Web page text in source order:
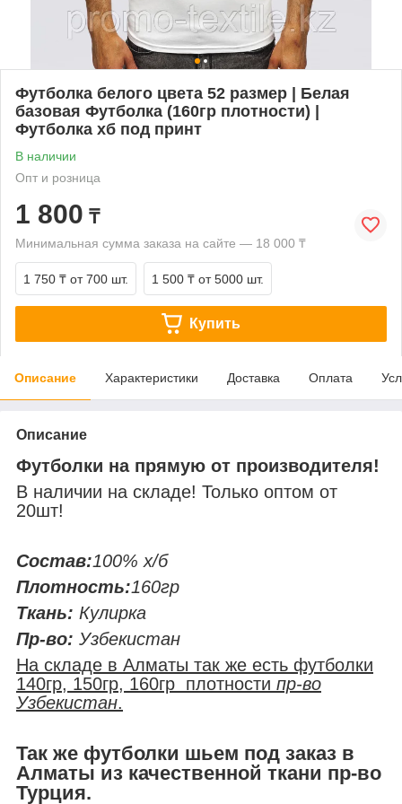
Футболка белого цвета 52 размер | Белая
базовая Футболка (160гр плотности) |
Футболка хб под принт
В наличии
Опт и розница
1 800 ₸
Минимальная сумма заказа на сайте — 18 000 ₸
1 750 ₸ от 700 шт. 1 500 ₸ от 5000 шт.
Купить
Описание Характеристики Доставка Оплата
Описание
Футболки на прямую от производителя!
В наличии на складе! Только оптом от
20шт!
Состав:100% х/б
Плотность:160гр
Ткань: Кулирка
Пр-во: Узбекистан
На складе в Алматы так же есть футболки
140гр, 150гр, 160гр плотности пр-во
Узбекистан.
Так же футболки шьем под заказ в
Алматы из качественной ткани пр-во
Турция.